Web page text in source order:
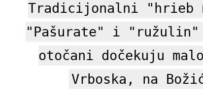
Tradicijonalni "hrieb
"Pašurate" i "ružulin"
otočani dočekuju
Vrboska, na